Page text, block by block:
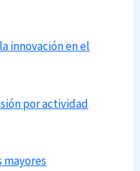
innovación en el
por actividad
mayores